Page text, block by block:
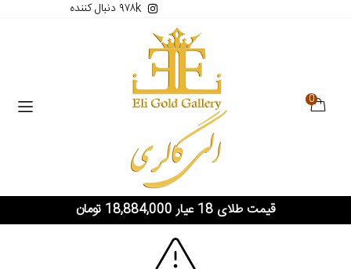
۹۷۸k دنبال کننده
0
قیمت طلای 18 عیار 18,884,000 تومان